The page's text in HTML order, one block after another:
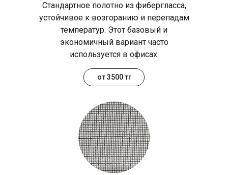
Стандартное полотно из фибергласса,
устойчивое к возгоранию и перепадам
температур. Этот базовый и
экономичный вариант часто
используется в офисах.
от 3500 тг